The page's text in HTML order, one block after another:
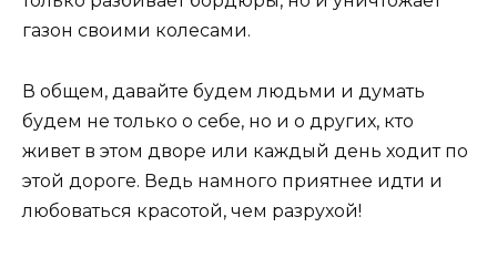
газон своими колесами.
В общем, давайте будем людьми и думать
будем не только о себе, но и о других, кто
живет в этом дворе или каждый день ходит по
этой дороге. Ведь намного приятнее идти и
любоваться красотой, чем разрухой!